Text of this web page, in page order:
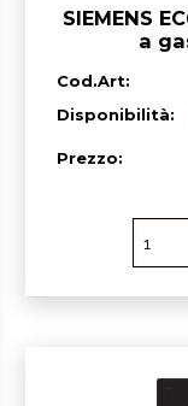
SIEMENS
a
Cod.Art:
Disponibilità:
Prezzo: